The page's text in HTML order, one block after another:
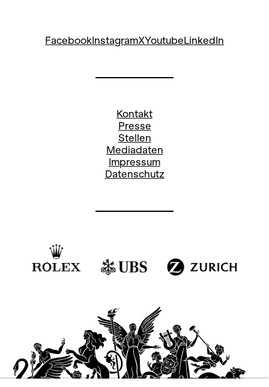
Facebook InstagramXYoutube LinkedIn
Kontakt
Presse
Stellen
Mediadaten
Impressum
Datenschutz